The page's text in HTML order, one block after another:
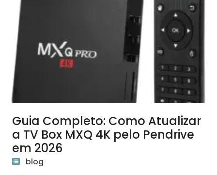
Guia Completo: Como Atualizar
a TV Box MXQ 4K pelo Pendrive
em 2026
blog